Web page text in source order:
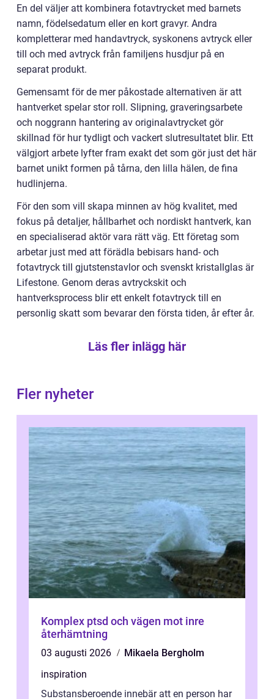
En del väljer att kombinera fotavtrycket med barnets
namn, födelsedatum eller en kort gravyr. Andra
kompletterar med handavtryck, syskonens avtryck eller
till och med avtryck från familjens husdjur på en
separat produkt.
Gemensamt för de mer påkostade alternativen är att
hantverket spelar stor roll. Slipning, graveringsarbete
och noggrann hantering av originalavtrycket gör
skillnad för hur tydligt och vackert slutresultatet blir. Ett
välgjort arbete lyfter fram exakt det som gör just det här
barnet unikt formen på tårna, den lilla hälen, de fina
hudlinjerna.
För den som vill skapa minnen av hög kvalitet, med
fokus på detaljer, hållbarhet och nordiskt hantverk, kan
en specialiserad aktör vara rätt väg. Ett företag som
arbetar just med att förädla bebisars hand- och
fotavtryck till gjutstenstavlor och svenskt kristallglas är
Lifestone. Genom deras avtryckskit och
hantverksprocess blir ett enkelt fotavtryck till en
personlig skatt som bevarar den första tiden, år efter år.
Läs fler inlägg här
Fler nyheter
Komplex ptsd och vägen mot inre
återhämtning
03 augusti 2026
Mikaela Bergholm
inspiration
Substansberoende innebär att en person har